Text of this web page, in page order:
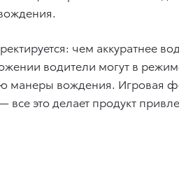
чем аккуратнее
водители могут в
вождения. Игровая
все это делает продукт